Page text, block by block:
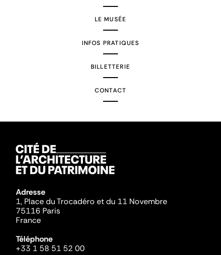
LE MUSÉE
INFOS PRATIQUES
BILLETTERIE
CONTACT
Adresse
1, Place du Trocadéro et du 11 Novembre
75116 Paris
France
Téléphone
+33 1 58 51 52 00